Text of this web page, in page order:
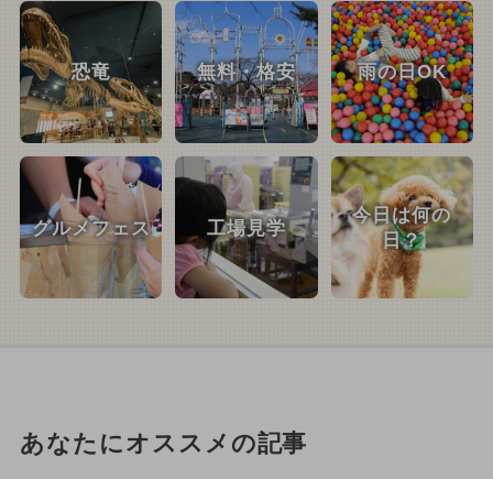
恐竜 無料・格安 雨の日OK
グルメフェス 工場見学
今日は何の
日？
あなたにオススメの記事